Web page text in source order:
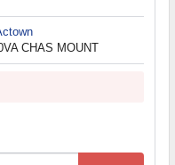
CHAS MOUNT